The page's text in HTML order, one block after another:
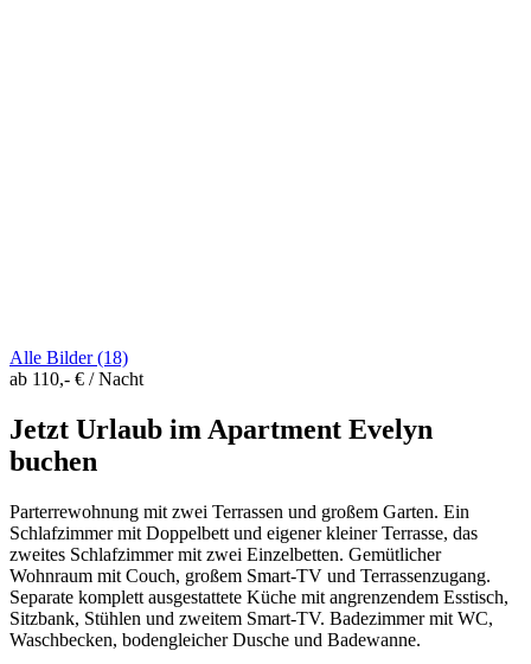
Alle Bilder (18)
ab 110,- € / Nacht
Jetzt Urlaub im Apartment Evelyn
buchen
Parterrewohnung mit zwei Terrassen und großem Garten. Ein
Schlafzimmer mit Doppelbett und eigener kleiner Terrasse, das
zweites Schlafzimmer mit zwei Einzelbetten. Gemütlicher
Wohnraum mit Couch, großem Smart-TV und Terrassenzugang.
Separate komplett ausgestattete Küche mit angrenzendem Esstisch,
Sitzbank, Stühlen und zweitem Smart-TV. Badezimmer mit WC,
Waschbecken, bodengleicher Dusche und Badewanne.